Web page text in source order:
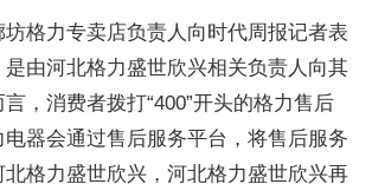
格力专卖店负责人向时代周报记者表
由河北格力盛世欣兴相关负责人向其
，消费者拨打“400”开头的格力售后
电器会通过售后服务平台，将售后服务
格力盛世欣兴，河北格力盛世欣兴再